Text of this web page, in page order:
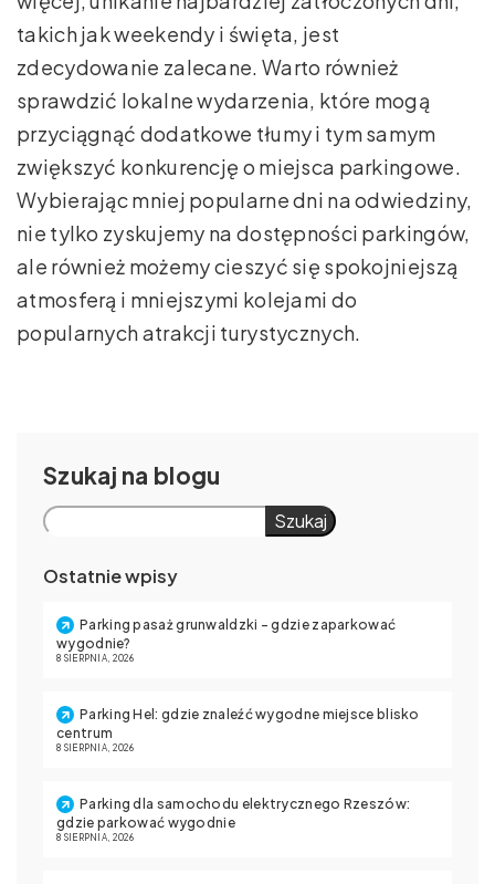
takich jak weekendy i święta, jest
zdecydowanie zalecane. Warto również
sprawdzić lokalne wydarzenia, które mogą
przyciągnąć dodatkowe tłumy i tym samym
zwiększyć konkurencję o miejsca parkingowe.
Wybierając mniej popularne dni na odwiedziny,
nie tylko zyskujemy na dostępności parkingów,
ale również możemy cieszyć się spokojniejszą
atmosferą i mniejszymi kolejami do
popularnych atrakcji turystycznych.
Szukaj
Szukaj
Ostatnie wpisy
Parking pasaż grunwaldzki – gdzie zaparkować
wygodnie?
8 SIERPNIA, 2026
Parking Hel: gdzie znaleźć wygodne miejsce blisko
centrum
8 SIERPNIA, 2026
Parking dla samochodu elektrycznego Rzeszów:
gdzie parkować wygodnie
8 SIERPNIA, 2026